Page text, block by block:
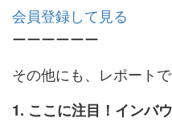
会員登録して見る
ーーーーーー
その他にも、レポート
1. ここに注目！インバ